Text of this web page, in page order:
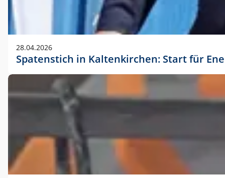
28.04.2026
Spatenstich in Kaltenkirchen: Start für